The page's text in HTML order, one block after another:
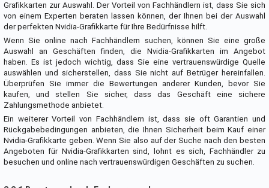
Grafikkarten zur Auswahl. Der Vorteil von Fachhändlern ist, dass Sie sich
von einem Experten beraten lassen können, der Ihnen bei der Auswahl
der perfekten Nvidia-Grafikkarte für Ihre Bedürfnisse hilft.
Wenn Sie online nach Fachhändlern suchen, können Sie eine große
Auswahl an Geschäften finden, die Nvidia-Grafikkarten im Angebot
haben. Es ist jedoch wichtig, dass Sie eine vertrauenswürdige Quelle
auswählen und sicherstellen, dass Sie nicht auf Betrüger hereinfallen.
Überprüfen Sie immer die Bewertungen anderer Kunden, bevor Sie
kaufen, und stellen Sie sicher, dass das Geschäft eine sichere
Zahlungsmethode anbietet.
Ein weiterer Vorteil von Fachhändlern ist, dass sie oft Garantien und
Rückgabebedingungen anbieten, die Ihnen Sicherheit beim Kauf einer
Nvidia-Grafikkarte geben. Wenn Sie also auf der Suche nach den besten
Angeboten für Nvidia-Grafikkarten sind, lohnt es sich, Fachhändler zu
besuchen und online nach vertrauenswürdigen Geschäften zu suchen.